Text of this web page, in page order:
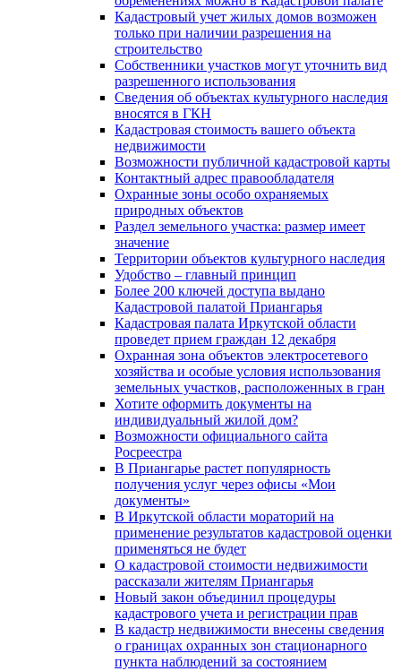
Кадастровый учет жилых домов возможен
только при наличии разрешения на
строительство
Собственники участков могут уточнить вид
разрешенного использования
Сведения об объектах культурного наследия
вносятся в ГКН
Кадастровая стоимость вашего объекта
недвижимости
Возможности публичной кадастровой карты
Контактный адрес правообладателя
Охранные зоны особо охраняемых
природных объектов
Раздел земельного участка: размер имеет
значение
Территории объектов культурного наследия
Удобство – главный принцип
Более 200 ключей доступа выдано
Кадастровой палатой Приангарья
Кадастровая палата Иркутской области
проведет прием граждан 12 декабря
Охранная зона объектов электросетевого
хозяйства и особые условия использования
земельных участков, расположенных в гран
Хотите оформить документы на
индивидуальный жилой дом?
Возможности официального сайта
Росреестра
В Приангарье растет популярность
получения услуг через офисы «Мои
документы»
В Иркутской области мораторий на
применение результатов кадастровой оценки
применяться не будет
О кадастровой стоимости недвижимости
рассказали жителям Приангарья
Новый закон объединил процедуры
кадастрового учета и регистрации прав
В кадастр недвижимости внесены сведения
о границах охранных зон стационарного
пункта наблюдений за состоянием